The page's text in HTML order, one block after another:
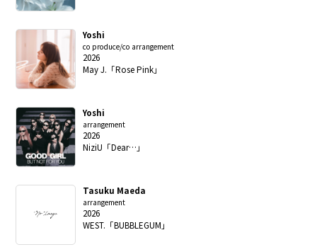
Yoshi
co produce/co arrangement
2026
May J.「Rose Pink」
Yoshi
arrangement
2026
NiziU「Dear…」
Tasuku Maeda
arrangement
2026
WEST.「BUBBLEGUM」